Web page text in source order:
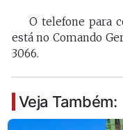
O telefone para
está no Comando
3066.
Veja Também: